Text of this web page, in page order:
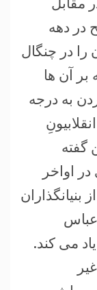
در دهه
را در چنگال
آن ها
به درجه
گفته
اواخر
عباس
می کند.